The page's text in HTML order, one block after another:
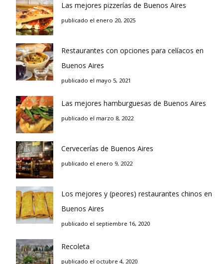
Las mejores pizzerías de Buenos Aires
publicado el enero 20, 2025
Restaurantes con opciones para celíacos en
Buenos Aires
publicado el mayo 5, 2021
Las mejores hamburguesas de Buenos Aires
publicado el marzo 8, 2022
Cervecerías de Buenos Aires
publicado el enero 9, 2022
Los mejores y (peores) restaurantes chinos en
Buenos Aires
publicado el septiembre 16, 2020
Recoleta
publicado el octubre 4, 2020